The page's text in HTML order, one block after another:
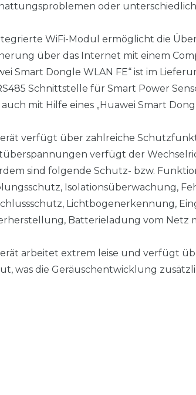
oder
WiFi-Modul ermöglicht die
über das Internet mit einem
Smart Dongle WLAN FE“ ist im
Schnittstelle für Smart Power
mit Hilfe eines „Huawei Smart
verfügt über zahlreiche
verfügt der
sind folgende Schutz- bzw.
Isolationsüberwachung,
Lichtbogenerkennung,
Batterieladung vom Netz
arbeitet extrem leise und verfügt
was die Geräuschentwicklung